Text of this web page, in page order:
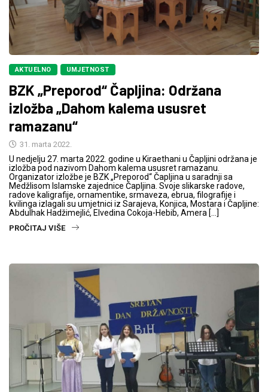
AKTUELNO UMJETNOST
BZK „Preporod“ Čapljina: Održana
izložba „Dahom kalema ususret
ramazanu“
31. marta 2022.
U nedjelju 27. marta 2022. godine u Kiraethani u Čapljini održana je
izložba pod nazivom Dahom kalema ususret ramazanu.
Organizator izložbe je BZK „Preporod“ Čapljina u saradnji sa
Medžlisom Islamske zajednice Čapljina. Svoje slikarske radove,
radove kaligrafije, ornamentike, srmaveza, ebrua, filografije i
kvilinga izlagali su umjetnici iz Sarajeva, Konjica, Mostara i Čapljine:
Abdulhak Hadžimejlić, Elvedina Cokoja-Hebib, Amera […]
PROČITAJ VIŠE